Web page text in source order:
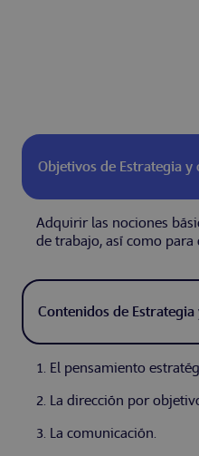
Objetivos de Estrategia
Adquirir las nociones
de trabajo, así como
Contenidos de
1. El pensamiento
2. La dirección por
3. La comunicación.